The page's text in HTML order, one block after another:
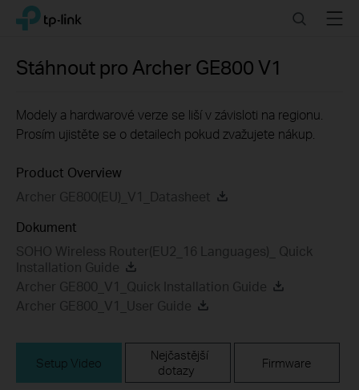
Click
navigation
TP-Link, Reliably Smart SearchMenu
Stáhnout pro Archer GE800 V1
Modely a hardwarové verze se liší v závisloti na regionu.
Prosím ujistěte se o detailech pokud zvažujete nákup.
Product Overview
Archer GE800(EU)_V1_Datasheet
Dokument
SOHO Wireless Router(EU2_16 Languages)_ Quick
Installation Guide
Archer GE800_V1_Quick Installation Guide
Archer GE800_V1_User Guide
Setup Video
Nejčastější
dotazy
Firmware